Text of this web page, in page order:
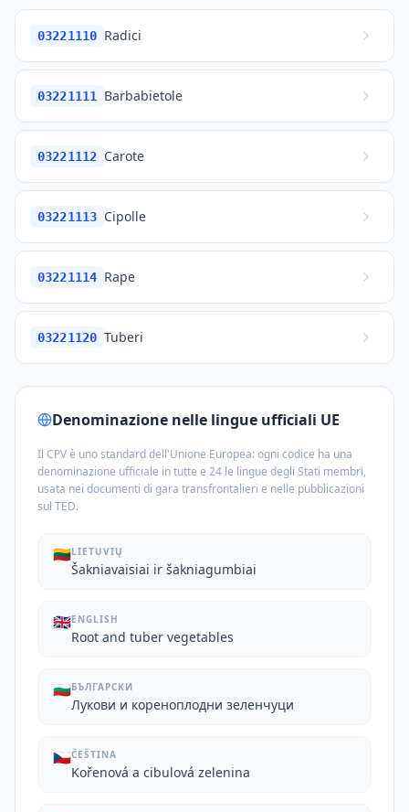
03221110 Radici
03221111 Barbabietole
03221112 Carote
03221113 Cipolle
03221114 Rape
03221120 Tuberi
Denominazione nelle lingue ufficiali UE
Il CPV è uno standard dell'Unione Europea: ogni codice ha una
denominazione ufficiale in tutte e 24 le lingue degli Stati membri,
usata nei documenti di gara transfrontalieri e nelle pubblicazioni
sul TED.
🇱🇹LIETUVIŲ
Šakniavaisiai ir šakniagumbiai
🇬🇧ENGLISH
Root and tuber vegetables
🇧🇬БЪЛГАРСКИ
Лукови и кореноплодни зеленчуци
🇨🇿ČEŠTINA
Kořenová a cibulová zelenina